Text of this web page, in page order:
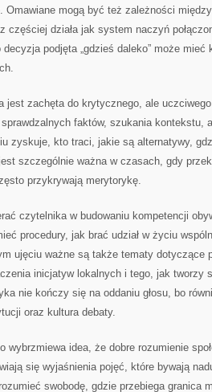
Omawiane mogą być też zależności
częściej działa jak system naczyń
podjęta „gdzieś daleko” może mieć
jest zachęta do krytycznego, ale
faktów, szukania kontekstu,
zyskuje, kto traci, jakie są alternatywy,
szczególnie ważna w czasach, gdy
przykrywają merytorykę.
czytelnika w budowaniu kompetencji
procedury, jak brać udział w życiu
ujęciu ważne są także tematy dotyczące
inicjatyw lokalnych i tego, jak tworzy
nie kończy się na oddaniu głosu, bo
oraz kultura debaty.
wybrzmiewa idea, że dobre rozumienie
się wyjaśnienia pojęć, które bywają
swobodę, gdzie przebiega granica